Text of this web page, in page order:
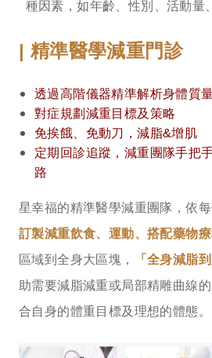
種因素，如年齡、性別、活動量
| 精準醫學減重門診
透過高階儀器精準解析身體質
對症規劃減重目標及策略
免挨餓、免動刀，減脂&增肌
定期回診追蹤，減重團隊手把
路
星幸福的精準醫學減重團隊，依
訂製減重飲食、運動、搭配藥物療
區域到全身大區塊，
「全身減脂
助需要減脂減重或局部精雕曲線
合自身的體重目標及理想的體態。